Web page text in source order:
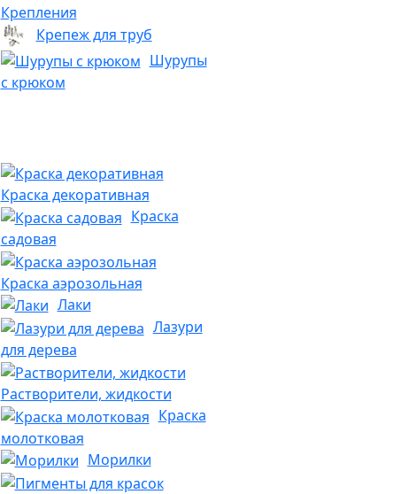
Крепления
Крепеж для труб
Шурупы
с крюком
Краска декоративная
Краска
садовая
Краска аэрозольная
Лаки
Лазури
для дерева
Растворители, жидкости
Краска
молотковая
Морилки